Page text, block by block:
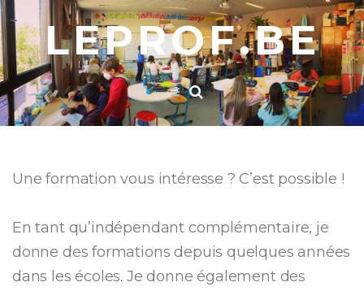
LEPROF.BE
Une formation vous intéresse ? C’est possible !
En tant qu’indépendant complémentaire, je
donne des formations depuis quelques années
dans les écoles. Je donne également des